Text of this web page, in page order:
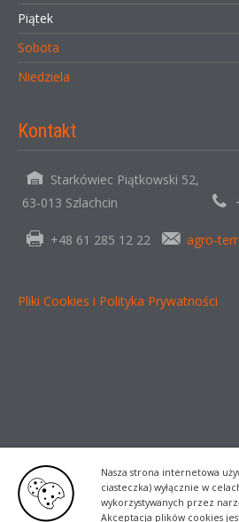
Nasza strona internetowa
ciasteczka) wyłącznie w
wykorzystywanych przez
Akceptacja plików cookies
Piątek
Sobota
Niedziela
Kontakt
Starkówiec Piątkowski 52,
63-013 Szlachcin
+48 61 285 12 22 agro-
Pliki Cookies i Polityka Prywatności